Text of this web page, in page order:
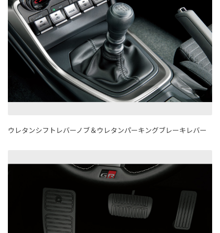
ウレタンシフトレバーノブ＆ウレタンパーキングブレーキレバー